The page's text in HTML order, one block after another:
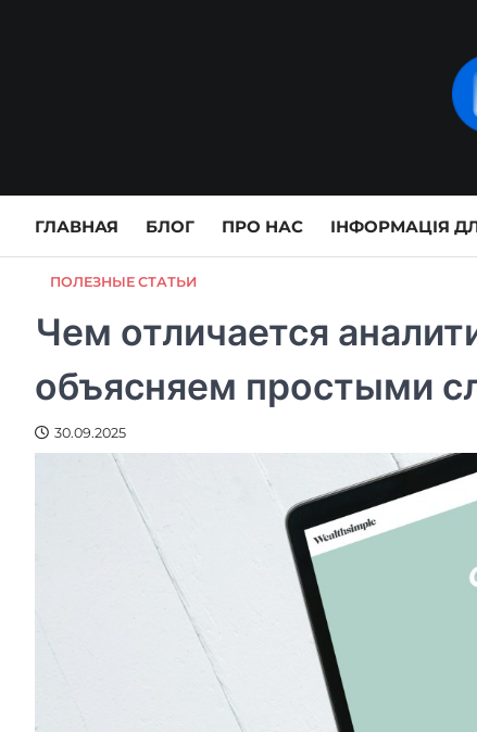
ГЛАВНАЯ БЛОГ ПРО НАС ІНФОРМАЦІЯ
ПОЛЕЗНЫЕ СТАТЬИ
Чем отличается
объясняем простыми
30.09.2025